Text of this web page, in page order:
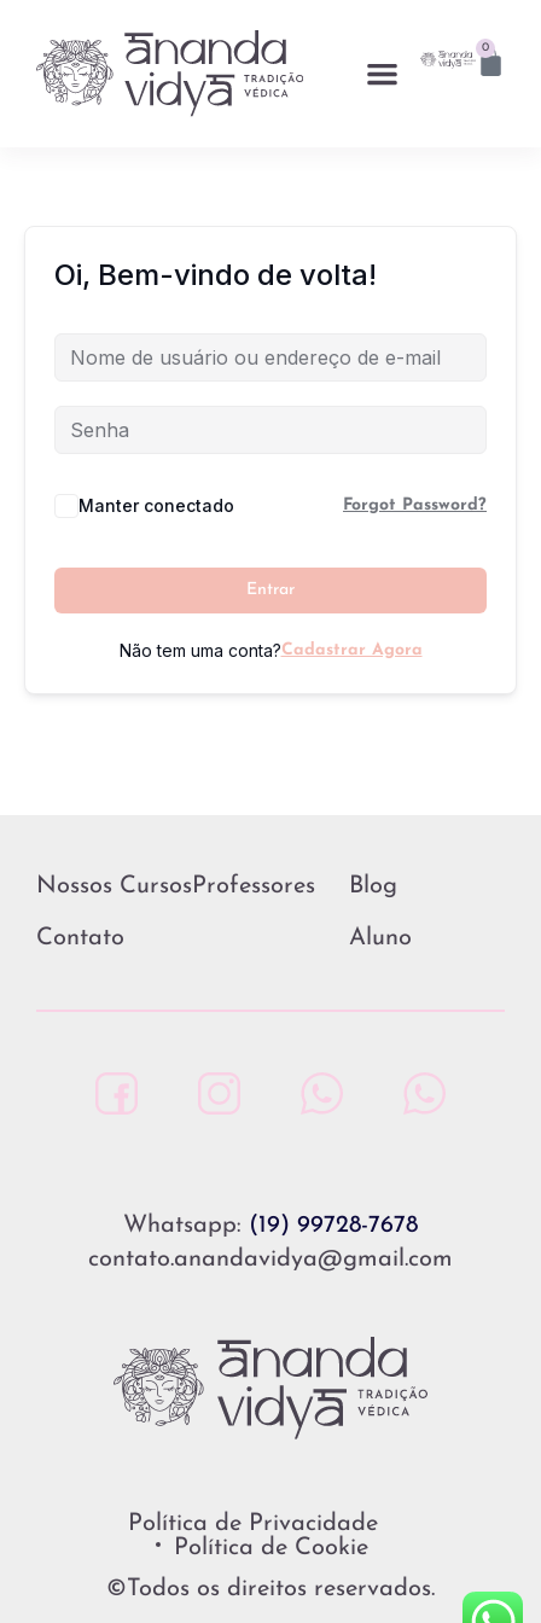
0
Oi, Bem-vindo de volta!
Manter conectado Forgot Password?
Entrar
Não tem uma conta?Cadastrar Agora
Whatsapp: (19) 99728-7678
contato.anandavidya@gmail.com
Política de Privacidade
Política de Cookie
©Todos os direitos reservados.
Nossos CursosProfessores Blog
Contato Aluno